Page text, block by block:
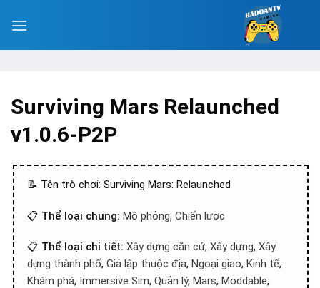
Surviving Mars Relaunched
v1.0.6-P2P
📝 Tên trò chơi: Surviving Mars: Relaunched
📋 Thể loại chung: Mô phỏng, Chiến lược
📋 Thể loại chi tiết: Xây dựng căn cứ, Xây dựng, Xây
dựng thành phố, Giả lập thuộc địa, Ngoại giao, Kinh tế,
Khám phá, Immersive Sim, Quản lý, Mars, Moddable,